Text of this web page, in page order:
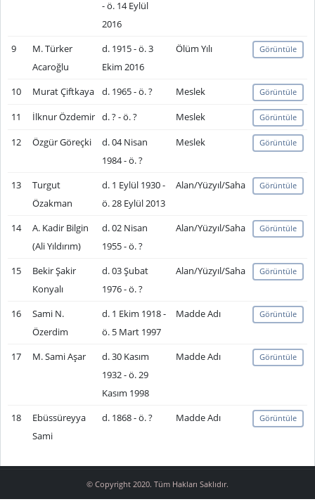
- ö. 14 Eylül
2016
9
M. Türker
Acaroğlu
d. 1915 - ö. 3
Ekim 2016
Ölüm Yılı Görüntüle
10 Murat Çiftkaya d. 1965 - ö. ? Meslek Görüntüle
11 İlknur Özdemir d. ? - ö. ? Meslek Görüntüle
12 Özgür Göreçki
d. 04 Nisan
1984 - ö. ?
Meslek Görüntüle
13
Turgut
Özakman
d. 1 Eylül 1930 -
ö. 28 Eylül 2013
Alan/Yüzyıl/Saha Görüntüle
14
A. Kadir Bilgin
(Ali Yıldırım)
d. 02 Nisan
1955 - ö. ?
Alan/Yüzyıl/Saha Görüntüle
15
Bekir Şakir
Konyalı
d. 03 Şubat
1976 - ö. ?
Alan/Yüzyıl/Saha Görüntüle
16
Sami N.
Özerdim
d. 1 Ekim 1918 -
ö. 5 Mart 1997
Madde Adı Görüntüle
17 M. Sami Aşar
d. 30 Kasım
1932 - ö. 29
Kasım 1998
Madde Adı Görüntüle
18
Ebüssüreyya
Sami
d. 1868 - ö. ? Madde Adı Görüntüle
© Copyright 2020. Tüm Hakları Saklıdır.